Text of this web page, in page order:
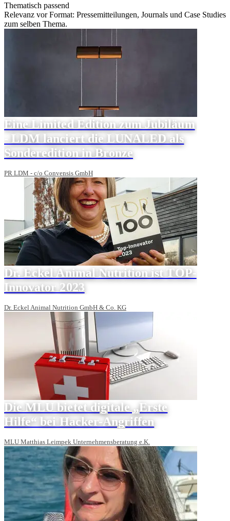
Thematisch passend
Relevanz vor Format: Pressemitteilungen, Journals und Case Studies
zum selben Thema.
Eine Limited Edition zum Jubiläum
- LDM lanciert die LUNALED als
Sonderedition in Bronze
PR LDM - c/o Convensis GmbH
Dr. Eckel Animal Nutrition ist TOP-
Innovator 2023
Dr. Eckel Animal Nutrition GmbH & Co. KG
Die MLU bietet digitale „Erste
Hilfe“ bei Hacker-Angriffen
MLU Matthias Leimpek Unternehmensberatung e.K.